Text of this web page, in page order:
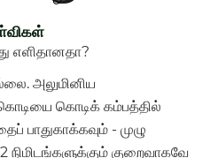
எளிதானதா?
அலுமினிய
கொடியை கொடிக் கம்பத்தில்
பாதுகாக்கவும் - முழு
நிமிடங்களுக்கும் குறைவாகவே